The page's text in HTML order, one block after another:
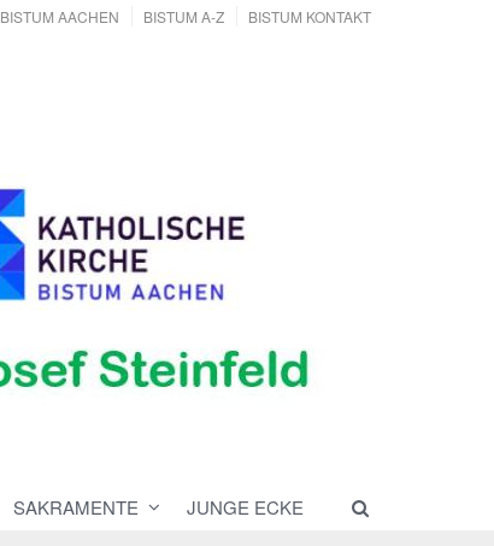
BISTUM AACHEN BISTUM A-Z BISTUM KONTAKT
SAKRAMENTE JUNGE ECKE